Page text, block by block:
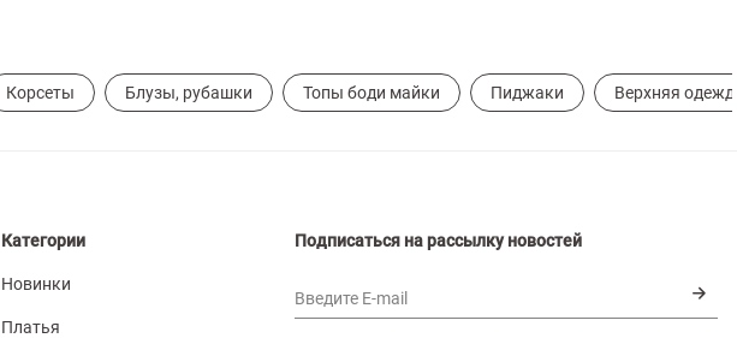
Корсеты Блузы, рубашки Топы боди майки Пиджаки Верхняя
Категории
Новинки
Платья
Подписаться на рассылку новостей
Введите E-mail